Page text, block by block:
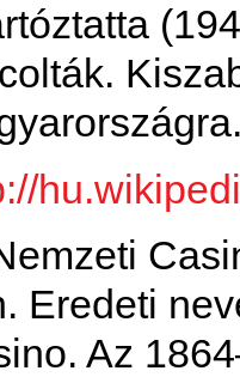
Eredeti
Az